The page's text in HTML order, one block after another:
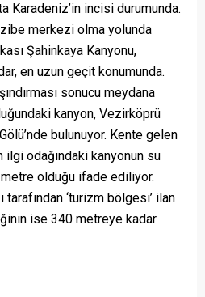
Karadeniz’in incisi durumunda.
merkezi olma yolunda
Şahinkaya Kanyonu,
en uzun geçit konumunda.
sonucu meydana
kanyon, Vezirköprü
bulunuyor. Kente gelen
odağındaki kanyonun su
olduğu ifade ediliyor.
tarafından ‘turizm bölgesi’ ilan
ise 340 metreye kadar